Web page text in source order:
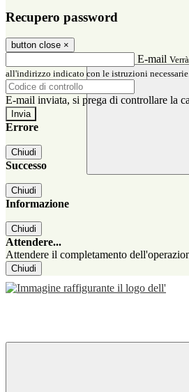
Recupero password
button close ×
E-mail
all'indirizzo indicato con le istruzioni
E-mail inviata, si prega di controllare la
Errore
Chiudi
Successo
Chiudi
Informazione
Chiudi
Attendere...
Attendere il completamento
Chiudi